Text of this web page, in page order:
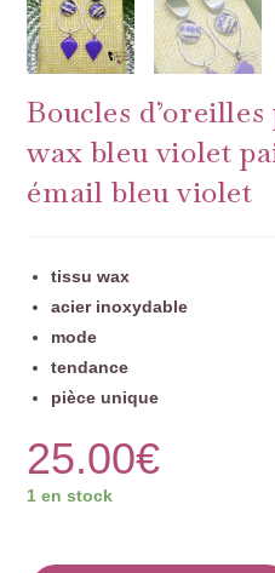
Boucles
wax bleu violet
émail bleu violet
tissu wax
acier inoxydable
mode
tendance
pièce unique
25.00€
1 en stock